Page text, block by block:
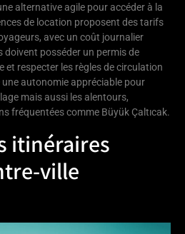
alternative agile pour accéder à la
de location proposent des tarifs
avec un coût journalier
posséder un permis de
respecter les règles de circulation
autonomie appréciable pour
mais aussi les alentours,
fréquentées comme Büyük Çaltıcak.
itinéraires
ville